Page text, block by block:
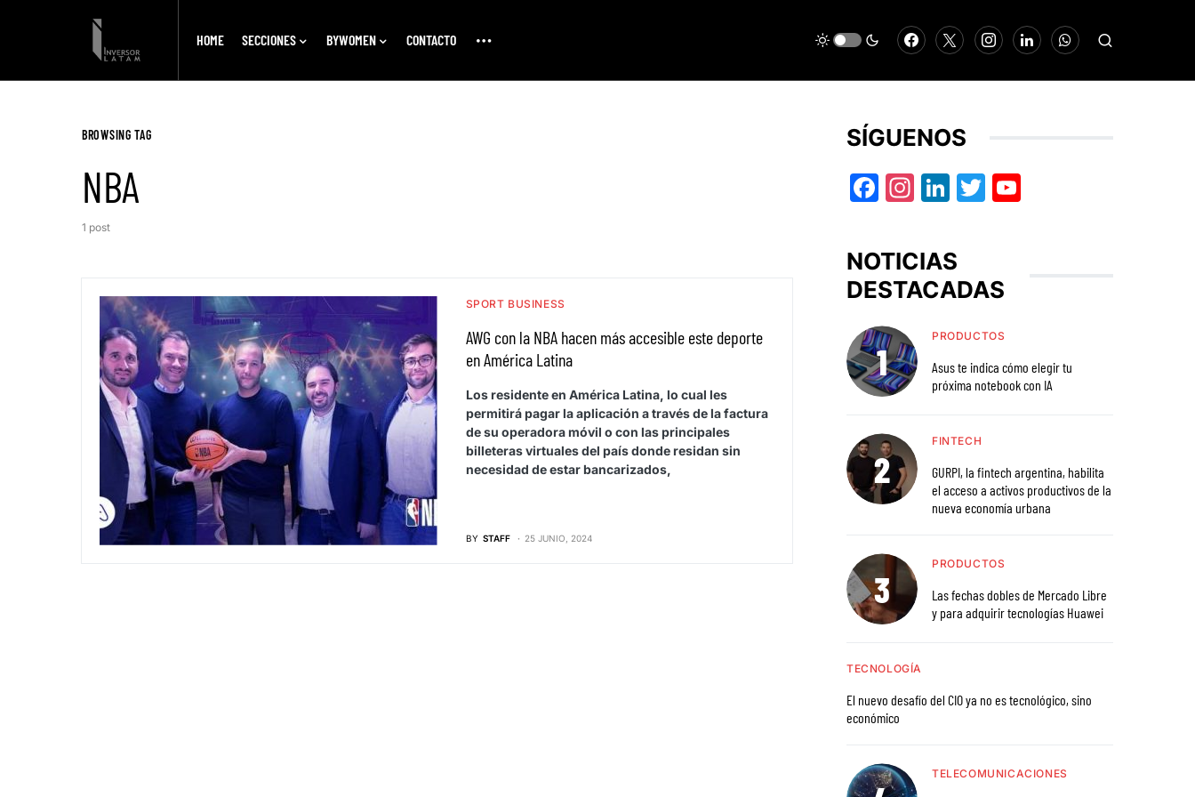
HOME SECCIONES BYWOMEN CONTACTO
BROWSING TAG
NBA
1 post
SPORT BUSINESS
AWG con la NBA hacen más accesible este deporte
en América Latina
Los residente en América Latina, lo cual les
permitirá pagar la aplicación a través de la factura
de su operadora móvil o con las principales
billeteras virtuales del país donde residan sin
necesidad de estar bancarizados,
BY STAFF 25 JUNIO, 2024
SÍGUENOS
Facebook
Instagram
LinkedIn
Twitter
NOTICIAS
DESTACADAS
PRODUCTOS
Asus te indica cómo elegir tu
próxima notebook con IA
FINTECH
GURPI, la fintech argentina, habilita
el acceso a activos productivos de la
nueva economía urbana
PRODUCTOS
Las fechas dobles de Mercado Libre
y para adquirir tecnologías Huawei
TECNOLOGÍA
El nuevo desafío del CIO ya no es tecnológico, sino
económico
TELECOMUNICACIONES